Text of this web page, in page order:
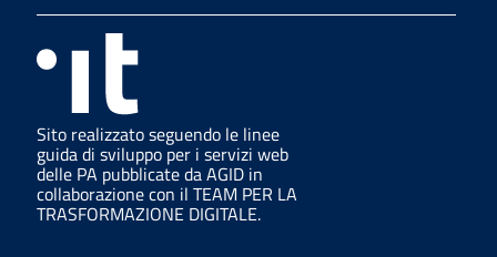
Sito realizzato seguendo le linee
guida di sviluppo per i servizi web
delle PA pubblicate da AGID in
collaborazione con il TEAM PER LA
TRASFORMAZIONE DIGITALE.